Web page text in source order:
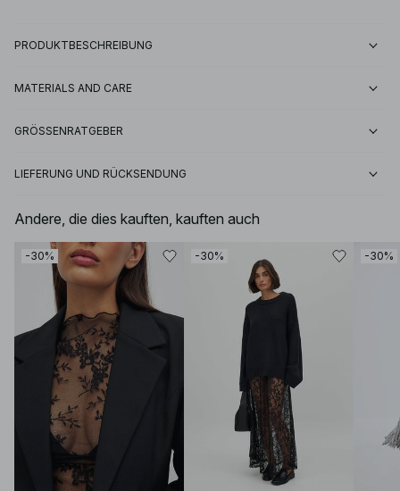
PRODUKTBESCHREIBUNG
MATERIALS AND CARE
GRÖSSENRATGEBER
LIEFERUNG UND RÜCKSENDUNG
Andere, die dies kauften, kauften auch
-30% -30% -30%